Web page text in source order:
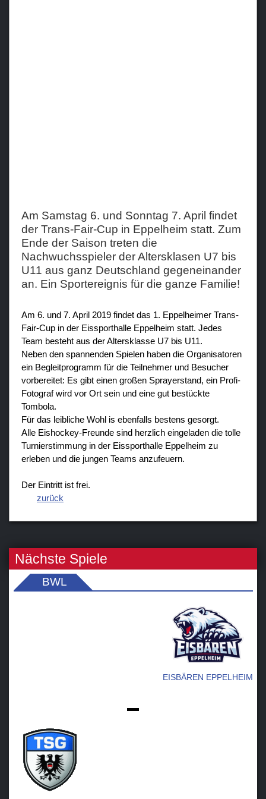
Am Samstag 6. und Sonntag 7. April findet
der Trans-Fair-Cup in Eppelheim statt. Zum
Ende der Saison treten die
Nachwuchsspieler der Altersklasen U7 bis
U11 aus ganz Deutschland gegeneinander
an. Ein Sportereignis für die ganze Familie!
Am 6. und 7. April 2019 findet das 1. Eppelheimer Trans-
Fair-Cup in der Eissporthalle Eppelheim statt. Jedes
Team besteht aus der Altersklasse U7 bis U11.
Neben den spannenden Spielen haben die Organisatoren
ein Begleitprogramm für die Teilnehmer und Besucher
vorbereitet: Es gibt einen großen Sprayerstand, ein Profi-
Fotograf wird vor Ort sein und eine gut bestückte
Tombola.
Für das leibliche Wohl is ebenfalls bestens gesorgt.
Alle Eishockey-Freunde sind herzlich eingeladen die tolle
Turnierstimmung in der Eissporthalle Eppelheim zu
erleben und die jungen Teams anzufeuern.
Der Eintritt ist frei.
zurück
Nächste Spiele
BWL
EISBÄREN EPPELHEIM
-